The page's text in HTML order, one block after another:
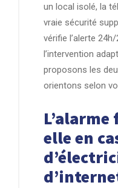
un local isolé, la
vraie sécurité
vérifie l’alerte
l’intervention
proposons les
orientons selon
elle en